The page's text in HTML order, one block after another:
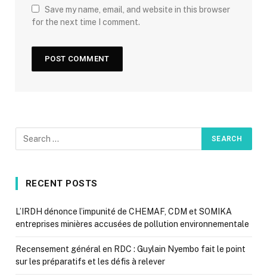
Save my name, email, and website in this browser
for the next time I comment.
RECENT POSTS
L’IRDH dénonce l’impunité de CHEMAF, CDM et SOMIKA
entreprises minières accusées de pollution environnementale
Recensement général en RDC : Guylain Nyembo fait le point
sur les préparatifs et les défis à relever